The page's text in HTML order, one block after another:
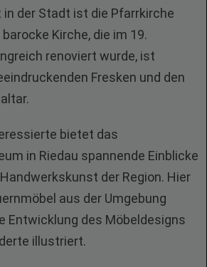
der Stadt ist die Pfarrkirche
Kirche, die im 19.
renoviert wurde, ist
Fresken und den
bietet das
in Riedau spannende Einblicke
der Region. Hier
aus der Umgebung
Entwicklung des Möbeldesigns
illustriert.